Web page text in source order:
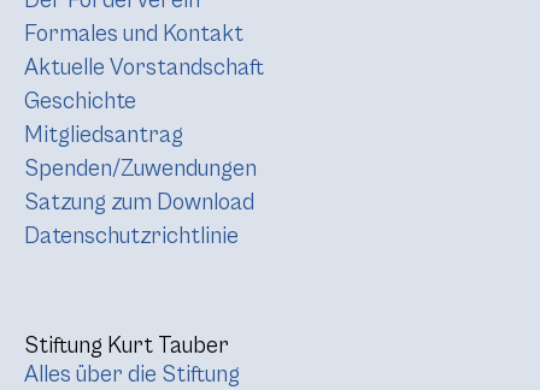
Formales und Kontakt
Aktuelle Vorstandschaft
Geschichte
Mitgliedsantrag
Spenden/Zuwendungen
Satzung zum Download
Datenschutzrichtlinie
Stiftung Kurt Tauber
Alles über die Stiftung